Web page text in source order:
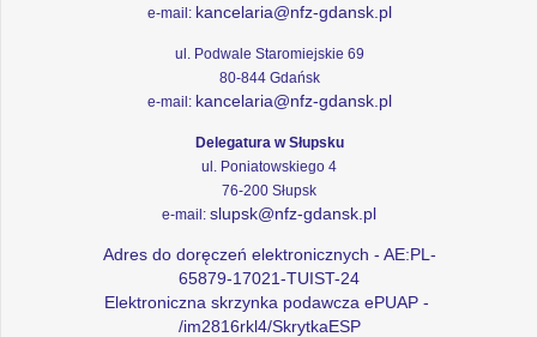
e-mail: kancelaria@nfz-gdansk.pl
ul. Podwale Staromiejskie 69
80-844 Gdańsk
e-mail: kancelaria@nfz-gdansk.pl
Delegatura w Słupsku
ul. Poniatowskiego 4
76-200 Słupsk
e-mail: slupsk@nfz-gdansk.pl
Adres do doręczeń elektronicznych - AE:PL-
65879-17021-TUIST-24
Elektroniczna skrzynka podawcza ePUAP -
/im2816rkl4/SkrytkaESP